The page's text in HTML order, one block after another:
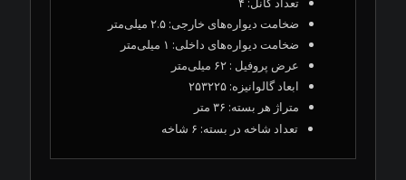
ضخامت دیواره‌های خارجی: ۲.۵ میلی‌متر
ضخامت دیواره‌های داخلی: ۱ میلی‌متر
عرض پروفیل : ۶۲ میلی‌متر
ابعاد گالوانیزه: ۲۵۳۲۲۵
متراژ هر بسته: ۳۶ متر
تعداد شاخه در بسته: ۶ شاخه